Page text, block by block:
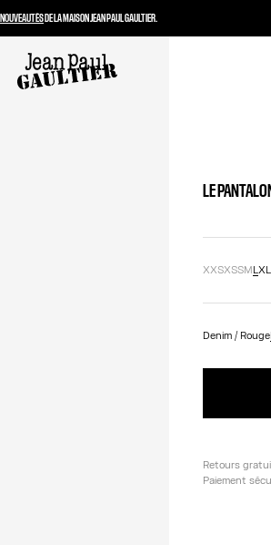
LE
XXSXSSMLXL
Denim / Rouge
Retours
Paiement
NOUVEAUTÉSDE LA MAISON JEAN PAUL GAULTIER.